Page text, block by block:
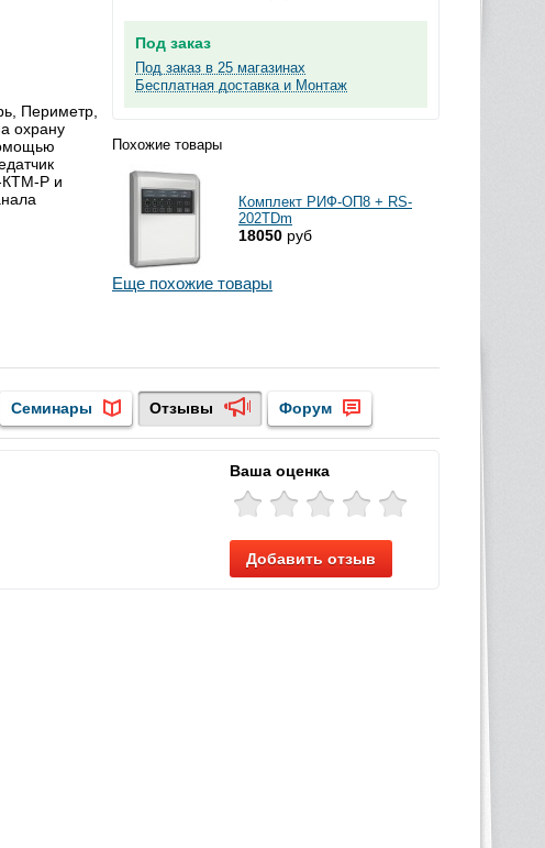
Под заказ
Под заказ в 25 магазинах
Бесплатная доставка и Монтаж
Похожие товары
Комплект РИФ-ОП8 + RS-
202TDm
18050 руб
Еще похожие товары
Периметр,
охрану
КТМ-Р и
Семинары Отзывы Форум
Ваша оценка
Добавить отзыв